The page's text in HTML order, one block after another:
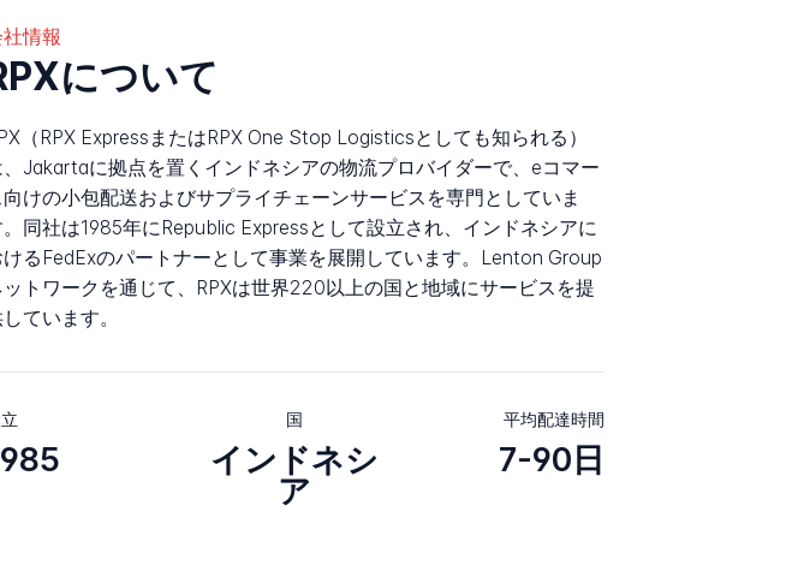
情報
について
（RPX ExpressまたはRPX One Stop Logisticsとしても知られる）
、Jakartaに拠点を置くインドネシアの物流プロバイダーで、eコマー
向けの小包配送およびサプライチェーンサービスを専門としていま
同社は1985年にRepublic Expressとして設立され、インドネシアに
けるFedExのパートナーとして事業を展開しています。Lenton Group
ットワークを通じて、RPXは世界220以上の国と地域にサービスを提
ています。
国
インドネシ
ア
平均配達時間
7-90日